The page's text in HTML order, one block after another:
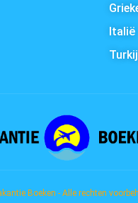
Italië
Boeken - Alle rechten